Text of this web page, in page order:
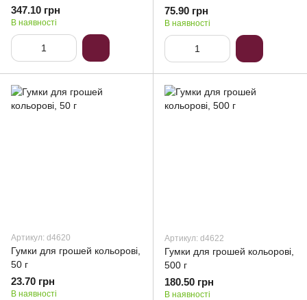
347.10 грн
В наявності
75.90 грн
В наявності
Артикул: d4620
Гумки для грошей кольорові,
50 г
23.70 грн
В наявності
Артикул: d4622
Гумки для грошей кольорові,
500 г
180.50 грн
В наявності